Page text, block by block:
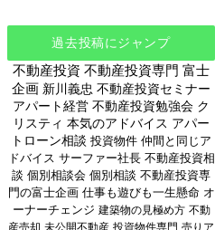
過去投稿にジャンプ
不動産投資 不動産投資専門 富士
企画 新川義忠 不動産投資セミナー
アパート経営 不動産投資勉強会 ク
リスティ 本気のアドバイス アパー
トローン相談 投資物件 仲間と同じア
ドバイス サーファー社長 不動産投資相
談 個別相談会 個別相談 不動産投資専
門の富士企画 仕事も遊びも一生懸命 オ
ーナーチェンジ 建築物の見極め方 不動
産売却 未公開不動産 投資物件専門 売りア